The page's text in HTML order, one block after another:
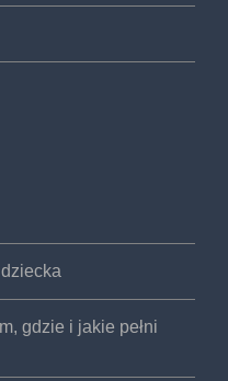
gdzie i jakie pełni